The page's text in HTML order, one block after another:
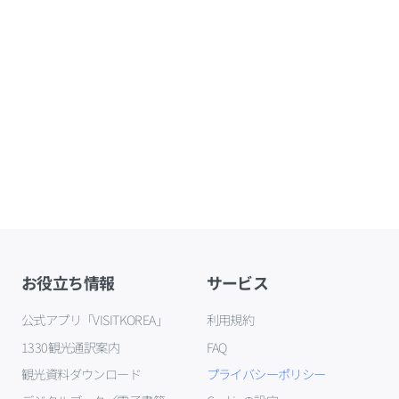
お役立ち情報
公式アプリ「VISITKOREA」
1330観光通訳案内
観光資料ダウンロード
サービス
利用規約
FAQ
プライバシーポリシー